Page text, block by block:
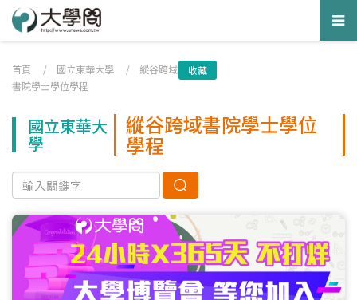
首頁 / 國立東華大學 / 縱谷跨域
書院學士學位學程
收藏
國立東華大
學
縱谷跨域書院學士學位
學程